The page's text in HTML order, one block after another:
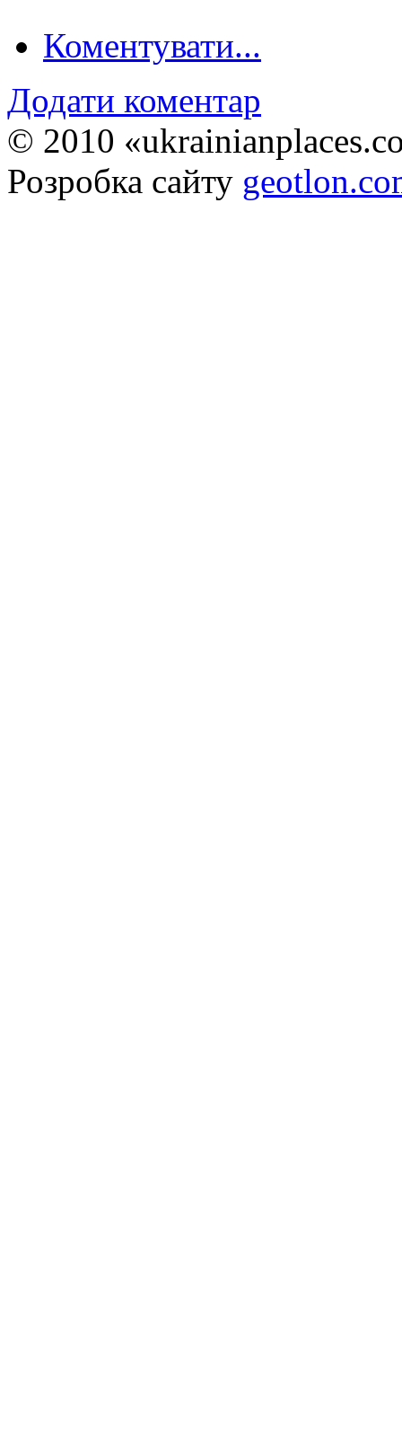
Коментувати...
Додати коментар
© 2010
Розробка сайту